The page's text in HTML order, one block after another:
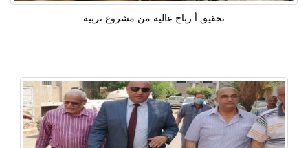
تحقيق أ رباح عالية من مشروع تربية